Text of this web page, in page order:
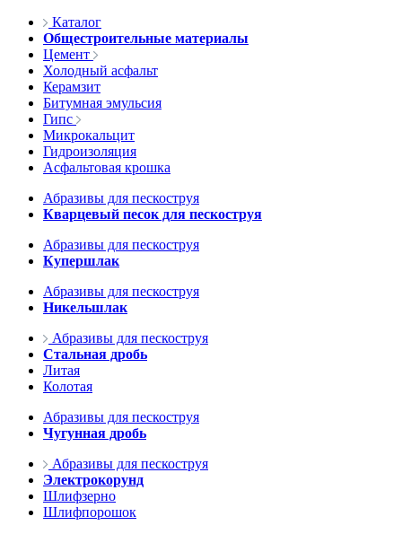
Каталог
Общестроительные материалы
Цемент
Холодный асфальт
Керамзит
Битумная эмульсия
Гипс
Микрокальцит
Гидроизоляция
Асфальтовая крошка
Абразивы для пескоструя
Кварцевый песок для пескоструя
Абразивы для пескоструя
Купершлак
Абразивы для пескоструя
Никельшлак
Абразивы для пескоструя
Стальная дробь
Литая
Колотая
Абразивы для пескоструя
Чугунная дробь
Абразивы для пескоструя
Электрокорунд
Шлифзерно
Шлифпорошок